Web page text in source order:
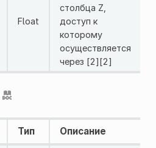
Float
столбца Z,
доступ к
которому
осуществляется
через [2][2]
Тип Описание